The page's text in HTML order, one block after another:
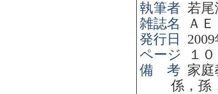
執筆者 若尾
雑誌名
Ａ
発行日
2009
ページ
１
備 考 家
係，孫